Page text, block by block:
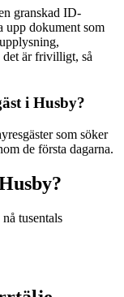
granskad ID-
upp dokument som
det är frivilligt, så
i Husby?
som söker
de första dagarna.
tusentals